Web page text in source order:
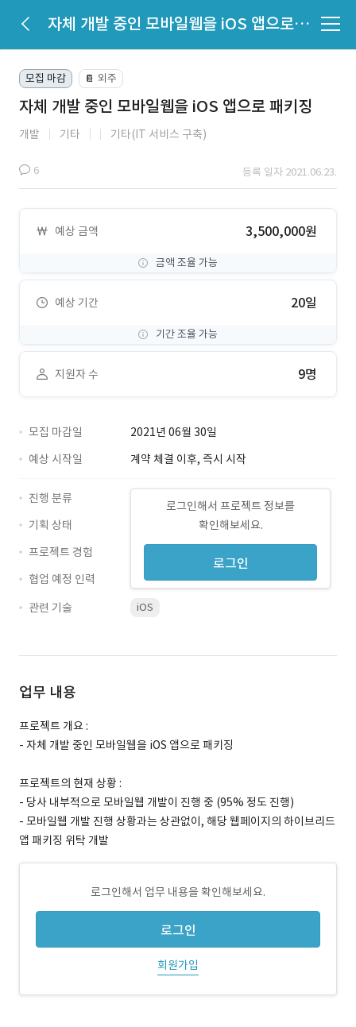
자체 개발 중인 모바일웹을 iOS 앱으로 패키징
모집 마감 📔 외주
자체 개발 중인 모바일웹을 iOS 앱으로 패키징
개발 기타 기타(IT 서비스 구축)
6 등록 일자 2021.06.23.
예상 금액 3,500,000원
금액 조율 가능
예상 기간 20일
기간 조율 가능
지원자 수 9명
모집 마감일
2021년 06월 30일
예상 시작일
계약 체결 이후, 즉시 시작
로그인해서 프로젝트 정보를
확인해보세요.
로그인
진행 분류
기획 상태
프로젝트 경험
협업 예정 인력
관련 기술
iOS
업무 내용
프로젝트 개요 :
- 자체 개발 중인 모바일웹을 iOS 앱으로 패키징
프로젝트의 현재 상황 :
- 당사 내부적으로 모바일웹 개발이 진행 중 (95% 정도 진행)
- 모바일웹 개발 진행 상황과는 상관없이, 해당 웹페이지의 하이브리드
앱 패키징 위탁 개발
로그인해서 업무 내용을 확인해보세요.
로그인
회원가입